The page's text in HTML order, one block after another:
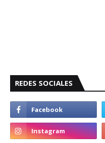
REDES SOCIALES